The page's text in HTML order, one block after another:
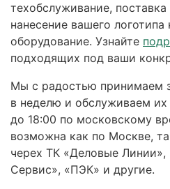
техобслуживание, поставка
нанесение вашего логотипа
оборудование. Узнайте
подходящих под ваши
Мы с радостью принимаем
в неделю и обслуживаем
до 18:00 по московскому
возможна как по Москве,
черех ТК «Деловые Линии»,
Сервис», «ПЭК» и другие.